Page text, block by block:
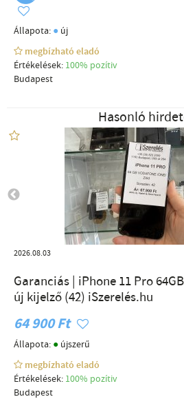
Állapota: ● új
megbízható eladó
Értékelések: 100% pozítiv
Budapest
Hasonló
2026.08.03
Garanciás | iPhone 11 Pro
új kijelző (42) iSzerelés.hu
64 900 Ft
Állapota: ● újszerű
megbízható eladó
Értékelések: 100% pozítiv
Budapest